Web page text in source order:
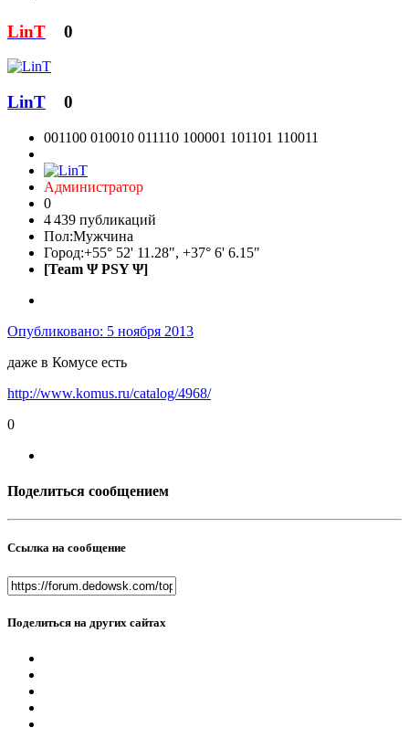
LinT 0
LinT 0
001100 010010 011110 100001 101101 110011
Администратор
0
4 439 публикаций
Пол:Мужчина
Город:+55° 52' 11.28", +37° 6' 6.15"
[Team Ψ PSY Ψ]
Опубликовано: 5 ноября 2013
даже в Комусе есть
http://www.komus.ru/catalog/4968/
0
Поделиться сообщением
Ссылка на сообщение
Поделиться на других сайтах